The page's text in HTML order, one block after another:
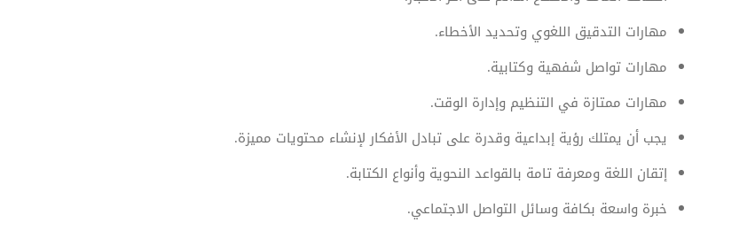
مهارات التدقيق اللغوي وتحديد الأخطاء.
مهارات تواصل شفهية وكتابية.
مهارات ممتازة في التنظيم وإدارة الوقت.
يجب أن يمتلك رؤية إبداعية وقدرة على تبادل الأفكار لإنشاء محتويات مميزة.
إتقان اللغة ومعرفة تامة بالقواعد النحوية وأنواع الكتابة.
خبرة واسعة بكافة وسائل التواصل الاجتماعي.